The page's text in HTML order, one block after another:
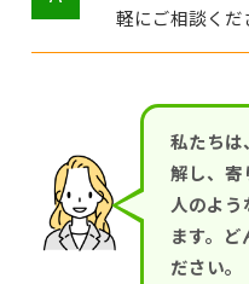
軽にご相談くだ
私たちは
解し、寄
人のよ
ます。
ださい。